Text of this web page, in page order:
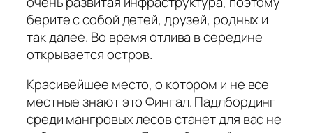
берите с собой детей, друзей, родных и
так далее. Во время отлива в середине
открывается остров.
Красивейшее место, о котором и не все
местные знают это Фингал. Падлбординг
среди мангровых лесов станет для вас не